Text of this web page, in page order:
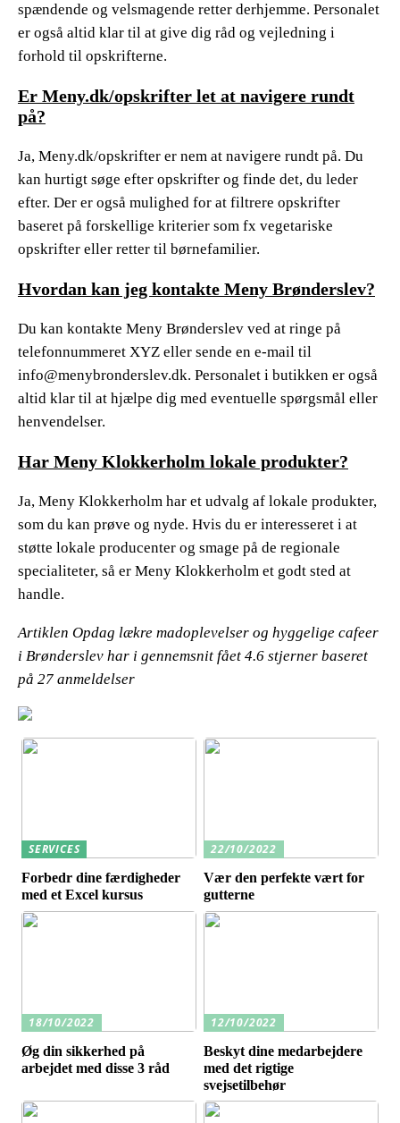
spændende og velsmagende retter derhjemme. Personalet
er også altid klar til at give dig råd og vejledning i
forhold til opskrifterne.
Er Meny.dk/opskrifter let at navigere rundt
på?
Ja, Meny.dk/opskrifter er nem at navigere rundt på. Du
kan hurtigt søge efter opskrifter og finde det, du leder
efter. Der er også mulighed for at filtrere opskrifter
baseret på forskellige kriterier som fx vegetariske
opskrifter eller retter til børnefamilier.
Hvordan kan jeg kontakte Meny Brønderslev?
Du kan kontakte Meny Brønderslev ved at ringe på
telefonnummeret XYZ eller sende en e-mail til
info@menybronderslev.dk. Personalet i butikken er også
altid klar til at hjælpe dig med eventuelle spørgsmål eller
henvendelser.
Har Meny Klokkerholm lokale produkter?
Ja, Meny Klokkerholm har et udvalg af lokale produkter,
som du kan prøve og nyde. Hvis du er interesseret i at
støtte lokale producenter og smage på de regionale
specialiteter, så er Meny Klokkerholm et godt sted at
handle.
Artiklen Opdag lækre madoplevelser og hyggelige cafeer
i Brønderslev har i gennemsnit fået 4.6 stjerner baseret
på 27 anmeldelser
SERVICES
Forbedr dine færdigheder
med et Excel kursus
22/10/2022
Vær den perfekte vært for
gutterne
18/10/2022
Øg din sikkerhed på
arbejdet med disse 3 råd
12/10/2022
Beskyt dine medarbejdere
med det rigtige
svejsetilbehør